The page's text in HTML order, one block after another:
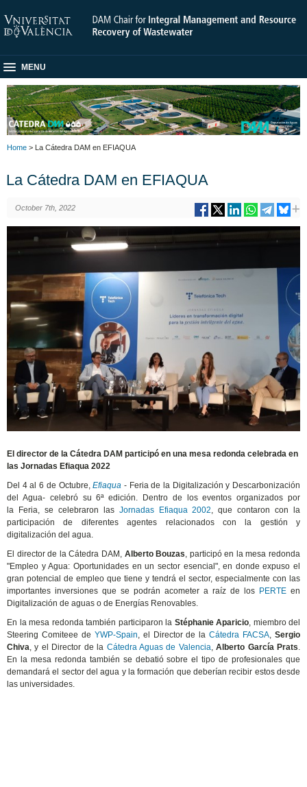
MENU
Home > La Cátedra DAM en EFIAQUA
La Cátedra DAM en EFIAQUA
October 7th, 2022
El director de la Cátedra DAM participó en una mesa redonda celebrada en
las Jornadas Efiaqua 2022
Del 4 al 6 de Octubre,Efiaqua - Feria de la Digitalización y Descarbonización
del Agua- celebró su 6ª edición. Dentro de los eventos organizados por
la Feria, se celebraron las Jornadas Efiaqua 2002, que contaron con la
participación de diferentes agentes relacionados con la gestión y
digitalización del agua.
El director de la Cátedra DAM, Alberto Bouzas, participó en la mesa redonda
"Empleo y Agua: Oportunidades en un sector esencial", en donde expuso el
gran potencial de empleo que tiene y tendrá el sector, especialmente con las
importantes inversiones que se podrán acometer a raíz de los PERTE en
Digitalización de aguas o de Energías Renovables.
En la mesa redonda también participaron la Stéphanie Aparicio, miembro del
Steering Comiteee de YWP-Spain, el Director de laCátedra FACSA,Sergio
Chiva, y el Director de la Cátedra Aguas de Valencia,Alberto García Prats.
En la mesa redonda también se debatió sobre el tipo de profesionales que
demandará el sector del agua y la formación que deberían recibir estos desde
las universidades.